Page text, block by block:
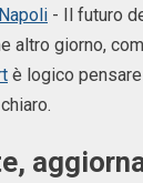
- Il futuro
altro giorno,
è logico